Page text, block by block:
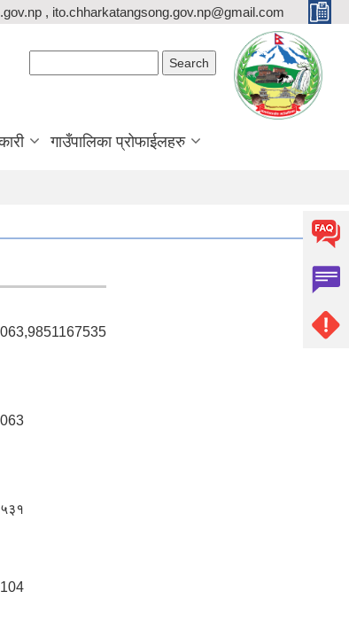
, ito.chharkatangsong.gov.np@gmail.com
गाउँपालिका प्रोफाईलहरु